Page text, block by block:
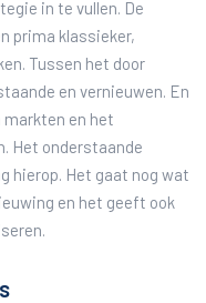
in te vullen. De
prima klassieker,
Tussen het door
en vernieuwen. En
en het
Het onderstaande
hierop. Het gaat nog wat
en het geeft ook